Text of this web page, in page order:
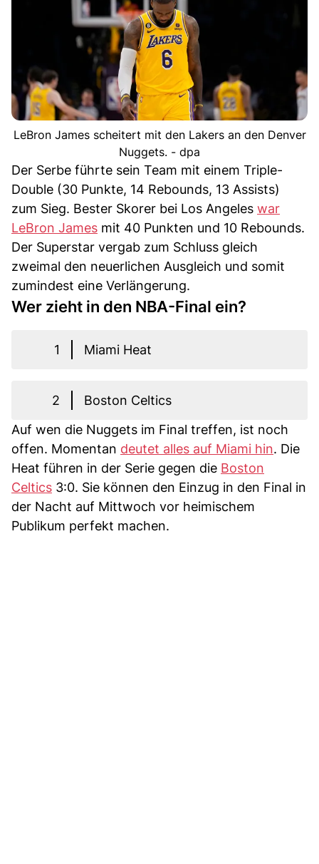
LeBron James scheitert mit den Lakers an den Denver
Nuggets. - dpa
Der Serbe führte sein Team mit einem Triple-
Double (30 Punkte, 14 Rebounds, 13 Assists)
zum Sieg. Bester Skorer bei Los Angeles war
LeBron James mit 40 Punkten und 10 Rebounds.
Der Superstar vergab zum Schluss gleich
zweimal den neuerlichen Ausgleich und somit
zumindest eine Verlängerung.
Wer zieht in den NBA-Final ein?
1 Miami Heat
2
Boston Celtics
Auf wen die Nuggets im Final treffen, ist noch
offen. Momentan deutet alles auf Miami hin. Die
Heat führen in der Serie gegen die Boston
Celtics 3:0. Sie können den Einzug in den Final in
der Nacht auf Mittwoch vor heimischem
Publikum perfekt machen.